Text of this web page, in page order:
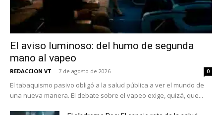
El aviso luminoso: del humo de segunda
mano al vapeo
REDACCION VT - 7 de agosto de 2026 0
El tabaquismo pasivo obligó a la salud pública a ver el mundo de
una nueva manera. El debate sobre el vapeo exige, quizá, que...